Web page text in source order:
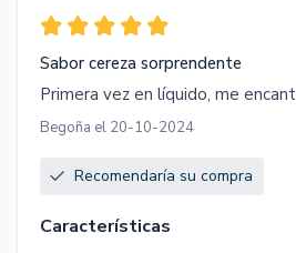
Sabor cereza sorprendente
Primera vez en líquido, me
Begoña el 20-10-2024
Recomendaría su compra
Características